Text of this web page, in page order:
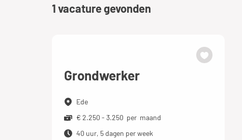
1vacature gevonden
Grondwerker
Ede
€ 2.250 - 3.250 per maand
40 uur, 5 dagen per week